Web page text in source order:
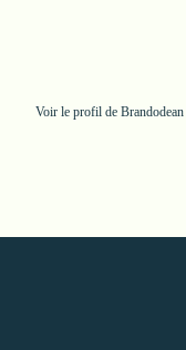
Voir le profil de Brandodean